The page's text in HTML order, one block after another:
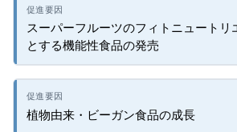
スーパーフルーツのフィトニュートリ
とする機能性食品の発売
植物由来・ビーガン食品の成長